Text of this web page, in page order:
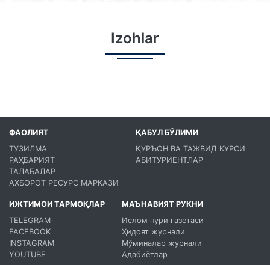
Izohlar
ФАОЛИЯТ
ТУЗИЛМА
РАҲБАРИЯТ
ТАЛАБАЛАР
АХБОРОТ РЕСУРС МАРКАЗИ
ҚАБУЛ БЎЛИМИ
ҚУРЪОН ВА ТАЖВИД КУРСИ
АБИТУРИЕНТЛАР
ИЖТИМОИ ТАРМОҚЛАР
TELEGRAM
FACEBOOK
INSTAGRAM
YOUTUBE
МАЪНАВИЯТ РУКНИ
Ислом нури газетаси
Ҳидоят журнали
Мўминалар журнали
Адабиётлар